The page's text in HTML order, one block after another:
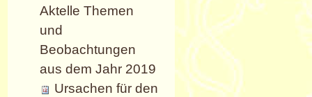
Aktelle Themen
und
Beobachtungen
aus dem Jahr 2019
Ursachen für den